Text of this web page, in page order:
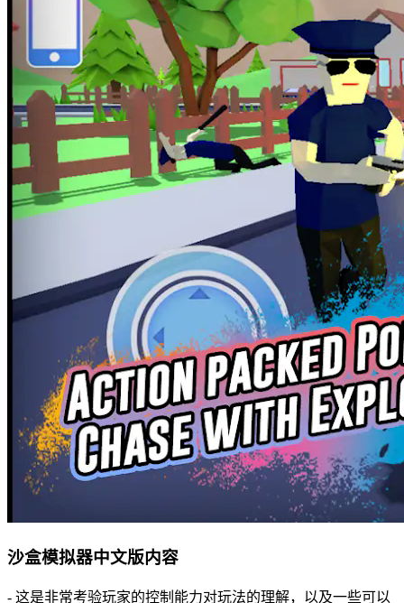
沙盒模拟器中文版内容
- 这是非常考验玩家的控制能力对玩法的理解，以及一些可以